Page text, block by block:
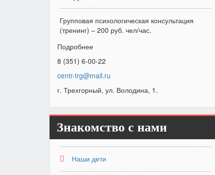
Групповая психологическая консультация
(тренинг) – 200 руб. чел/час.
Подробнее
8 (351) 6-00-22
centr-trg@mail.ru
г. Трехгорный, ул. Володина, 1.
Знакомство с нами
Наши дети